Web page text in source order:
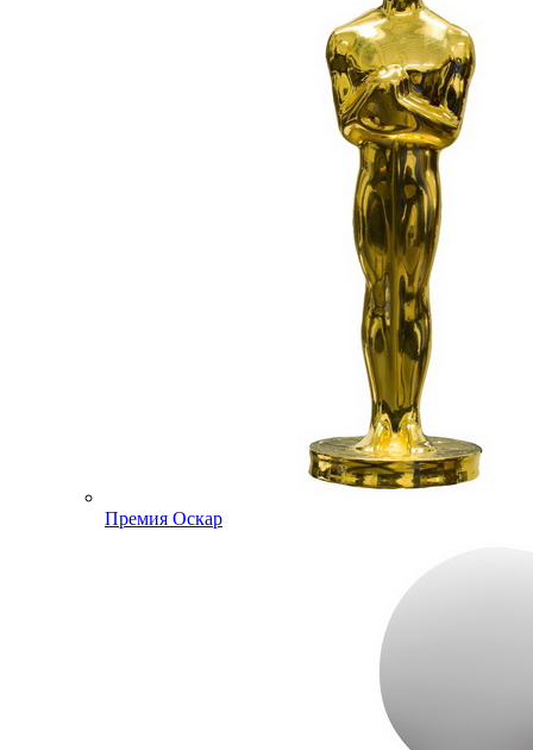
Премия Оскар